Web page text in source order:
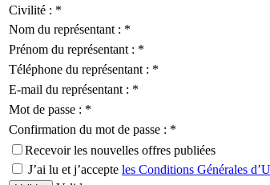
Civilité : *
Nom du représentant : *
Prénom du représentant : *
Téléphone du représentant : *
E-mail du représentant : *
Mot de passe : *
Confirmation du mot de passe : *
Recevoir les nouvelles offres publiées
J’ai lu et j’accepte les Conditions Générales